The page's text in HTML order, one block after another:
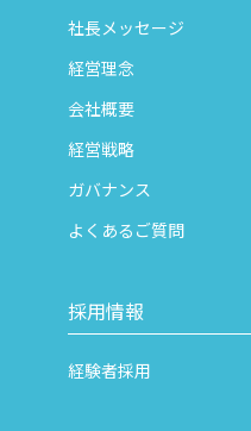
社長メッセージ
経営理念
会社概要
経営戦略
ガバナンス
よくあるご質問
採用情報
経験者採用